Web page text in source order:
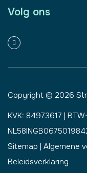
Volg ons
Copyright © 2026
KVK: 84973617 |
Sitemap | Algemene
Beleidsverklaring